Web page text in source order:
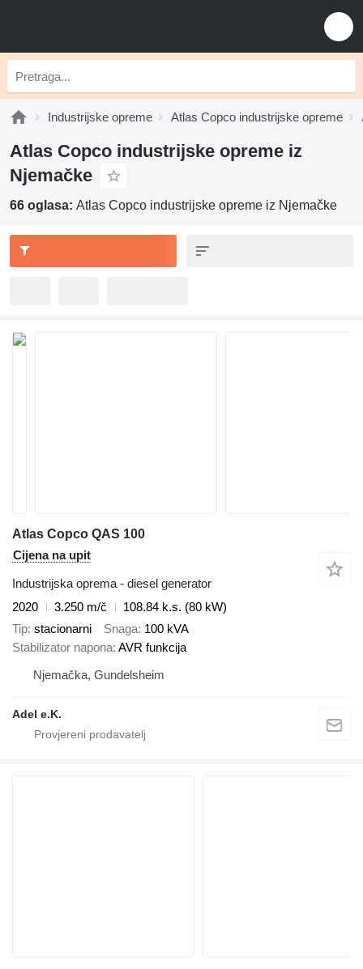
Industrijske opreme Atlas Copco industrijske opreme
Atlas Copco industrijske opreme iz
Njemačke
66 oglasa: Atlas Copco industrijske opreme iz Njemačke
Atlas Copco QAS 100
Cijena na upit
Industrijska oprema - diesel generator
2020
3.250 m/č
108.84 k.s. (80 kW)
Tip stacionarni Snaga 100 kVA
Stabilizator napona AVR funkcija
Njemačka, Gundelsheim
Adel e.K.